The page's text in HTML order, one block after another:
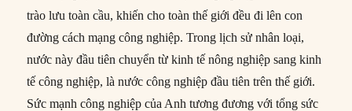
trào lưu toàn cầu, khiến cho toàn thế giới đều đi lên con
đường cách mạng công nghiệp. Trong lịch sử nhân loại,
nước này đầu tiên chuyển từ kinh tế nông nghiệp sang kinh
tế công nghiệp, là nước công nghiệp đầu tiên trên thế giới.
Sức mạnh công nghiệp của Anh tương đương với tổng sức